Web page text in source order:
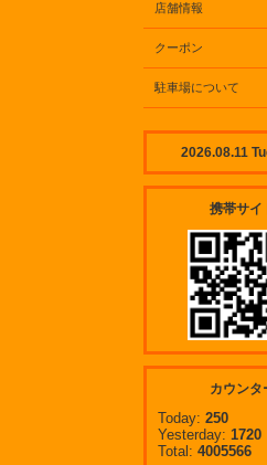
店舗情報
クーポン
駐車場について
2026.08.11
携帯サイ
カウンタ
Today: 250
Yesterday: 1720
Total: 4005566